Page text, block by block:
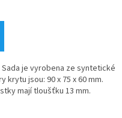
je vyrobena ze syntetické
krytu jsou: 90 x 75 x 60 mm.
mají tloušťku 13 mm.